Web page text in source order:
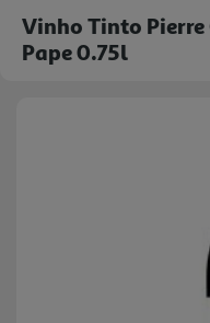
Vinho Tinto Pierre
Pape 0.75l